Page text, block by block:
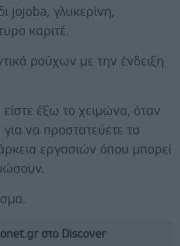
jojoba, γλυκερίνη,
καριτέ.
ρούχων με την ένδειξη
έξω το χειμώνα, όταν
για να προστατεύετε τα
εργασιών όπου μπορεί
στο Discover